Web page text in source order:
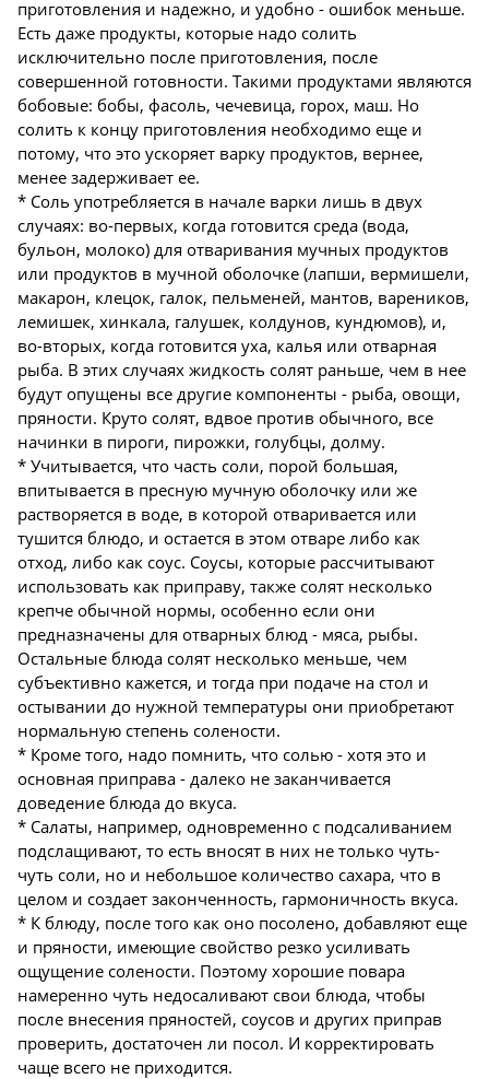
приготовления и надежно, и удобно - ошибок меньше.
Есть даже продукты, которые надо солить
исключительно после приготовления, после
совершенной готовности. Такими продуктами являются
бобовые: бобы, фасоль, чечевица, горох, маш. Но
солить к концу приготовления необходимо еще и
потому, что это ускоряет варку продуктов, вернее,
менее задерживает ее.
* Соль употребляется в начале варки лишь в двух
случаях: во-первых, когда готовится среда (вода,
бульон, молоко) для отваривания мучных продуктов
или продуктов в мучной оболочке (лапши, вермишели,
макарон, клецок, галок, пельменей, мантов, вареников,
лемишек, хинкала, галушек, колдунов, кундюмов), и,
во-вторых, когда готовится уха, калья или отварная
рыба. В этих случаях жидкость солят раньше, чем в нее
будут опущены все другие компоненты - рыба, овощи,
пряности. Круто солят, вдвое против обычного, все
начинки в пироги, пирожки, голубцы, долму.
* Учитывается, что часть соли, порой большая,
впитывается в пресную мучную оболочку или же
растворяется в воде, в которой отваривается или
тушится блюдо, и остается в этом отваре либо как
отход, либо как соус. Соусы, которые рассчитывают
использовать как приправу, также солят несколько
крепче обычной нормы, особенно если они
предназначены для отварных блюд - мяса, рыбы.
Остальные блюда солят несколько меньше, чем
субъективно кажется, и тогда при подаче на стол и
остывании до нужной температуры они приобретают
нормальную степень солености.
* Кроме того, надо помнить, что солью - хотя это и
основная приправа - далеко не заканчивается
доведение блюда до вкуса.
* Салаты, например, одновременно с подсаливанием
подслащивают, то есть вносят в них не только чуть-
чуть соли, но и небольшое количество сахара, что в
целом и создает законченность, гармоничность вкуса.
* К блюду, после того как оно посолено, добавляют еще
и пряности, имеющие свойство резко усиливать
ощущение солености. Поэтому хорошие повара
намеренно чуть недосаливают свои блюда, чтобы
после внесения пряностей, соусов и других приправ
проверить, достаточен ли посол. И корректировать
чаще всего не приходится.